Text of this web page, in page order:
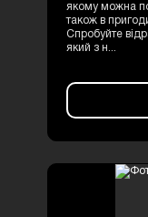
якому можна
також в
Спробуйте
який з н...